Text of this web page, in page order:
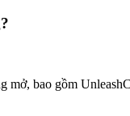
mở, bao gồm